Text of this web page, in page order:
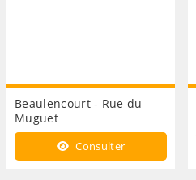
Beaulencourt - Rue du
Muguet
Consulter